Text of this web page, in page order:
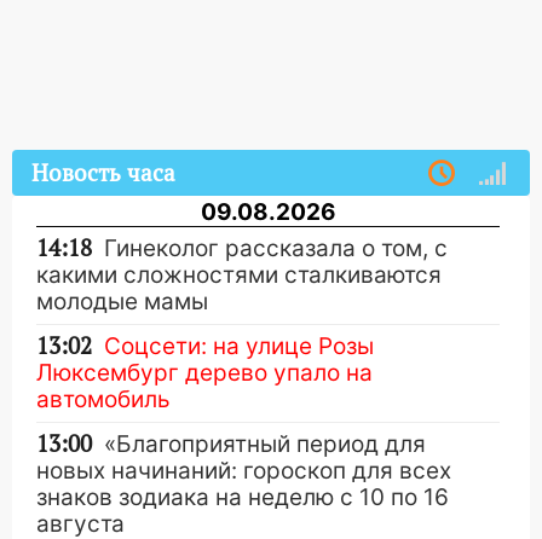
Новость часа
09.08.2026
14:18 Гинеколог рассказала о том, с
какими сложностями сталкиваются
молодые мамы
13:02 Соцсети: на улице Розы
Люксембург дерево упало на
автомобиль
13:00 «Благоприятный период для
новых начинаний: гороскоп для всех
знаков зодиака на неделю с 10 по 16
августа